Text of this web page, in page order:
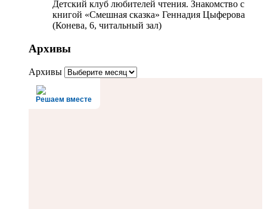
Детский клуб любителей чтения. Знакомство с
книгой «Смешная сказка» Геннадия Цыферова
(Конева, 6, читальный зал)
Архивы
Архивы
Решаем вместе